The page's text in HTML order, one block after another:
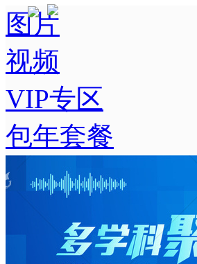
图片
视频
VIP专区
包年套餐